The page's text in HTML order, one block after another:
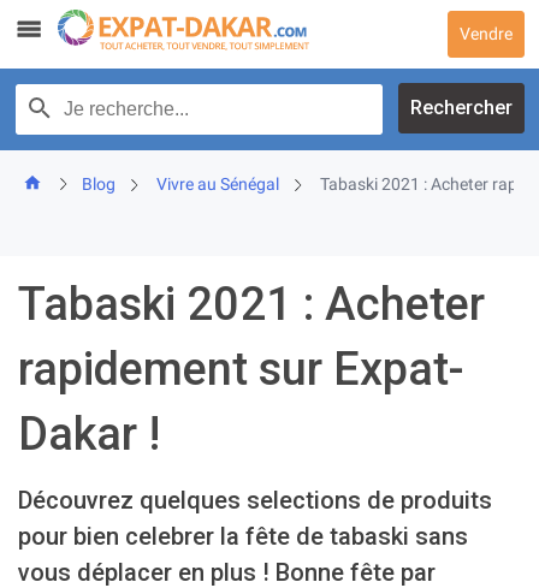
content
Vendre
Recherche par texte
Rechercher
Blog Vivre au Sénégal Tabaski 2021 : Acheter
Tabaski 2021 : Acheter
rapidement sur Expat-
Dakar !
Découvrez quelques selections de produits
pour bien celebrer la fête de tabaski sans
vous déplacer en plus ! Bonne fête par